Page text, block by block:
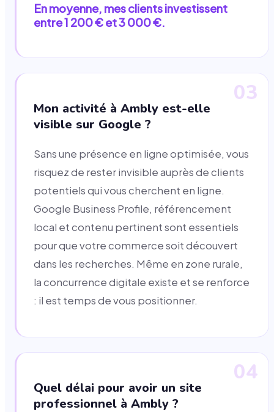
En moyenne, mes clients investissent
entre 1 200 € et 3 000 €.
03
Mon activité à Ambly est-elle
visible sur Google ?
Sans une présence en ligne optimisée, vous
risquez de rester invisible auprès de clients
potentiels qui vous cherchent en ligne.
Google Business Profile, référencement
local et contenu pertinent sont essentiels
pour que votre commerce soit découvert
dans les recherches. Même en zone rurale,
la concurrence digitale existe et se renforce
: il est temps de vous positionner.
04
Quel délai pour avoir un site
professionnel à Ambly ?